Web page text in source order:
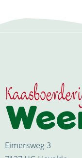
Eimersweg 3